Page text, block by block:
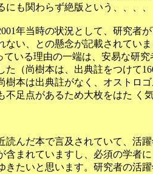
にも関わらず絶版という、、、、
年当時の状況として、研究者
ない、との懸念が記載されてい
ている理由の一端は、安易な研
た（尚樹本は、出典註をつけて
樹本は出典註がなく、オストロ
不足点があるため大枚をはた く
んだ本で言及されていて、活
含まれていますし、必須の学者
きたいと思います。研究者の活